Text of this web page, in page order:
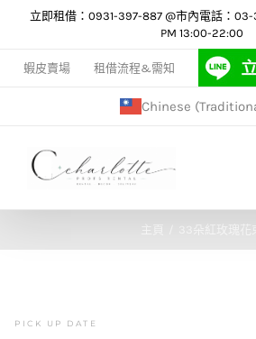
content
立即租借：0931-397-887 @市內電話：03-
PM 13:00-22:00
蝦皮賣場 租借流程&需知
Chinese
33朵紅玫瑰花
PICK UP DATE